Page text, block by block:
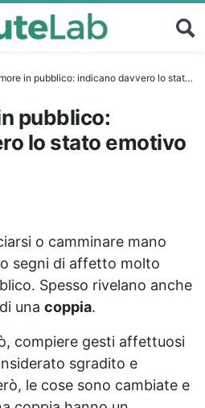
in pubblico: indicano davvero lo stato emotivo di una coppia?
pubblico:
lo stato emotivo
o camminare mano
segni di affetto molto
Spesso rivelano anche
una coppia.
compiere gesti affettuosi
sgradito e
le cose sono cambiate e